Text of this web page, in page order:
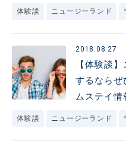
体験談 ニュージーランド
2018.08.27
【体験談
するならぜ
ムステイ情
体験談 ニュージーランド